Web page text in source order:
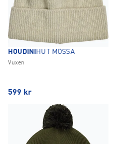
HOUDINI HUT MÖSSA
Vuxen
599 kr